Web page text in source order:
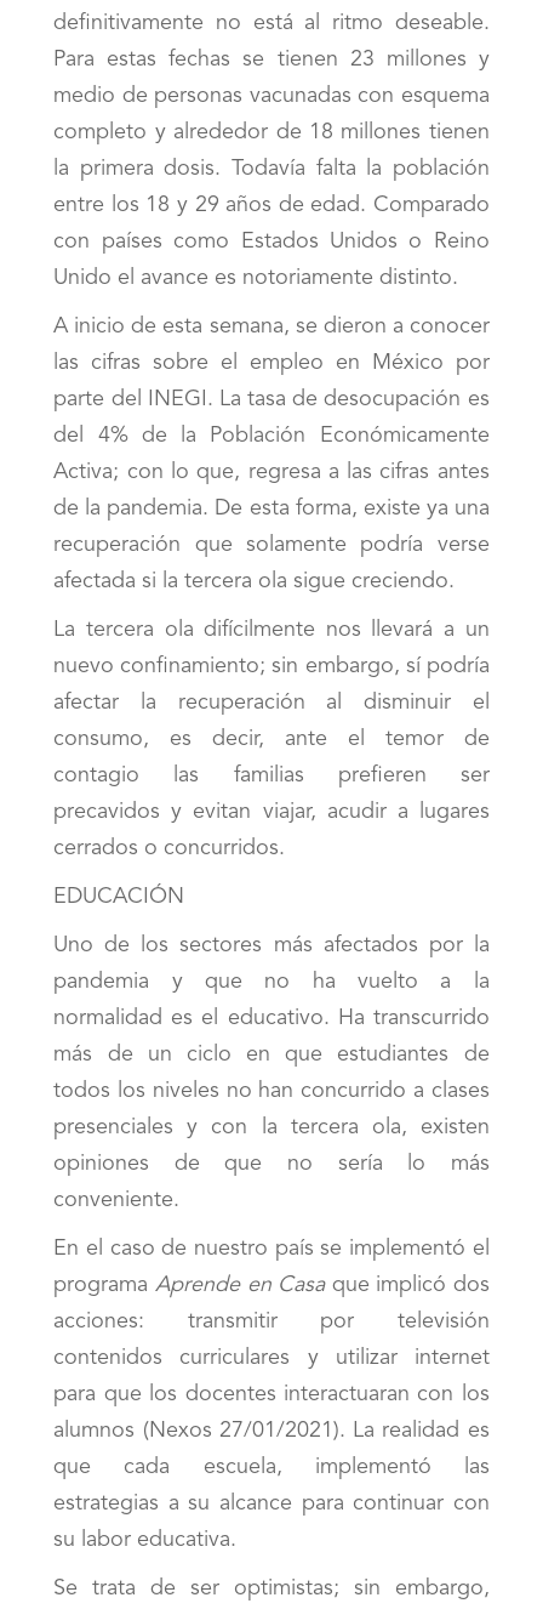
definitivamente no está al ritmo deseable.
Para estas fechas se tienen 23 millones y
medio de personas vacunadas con esquema
completo y alrededor de 18 millones tienen
la primera dosis. Todavía falta la población
entre los 18 y 29 años de edad. Comparado
con países como Estados Unidos o Reino
Unido el avance es notoriamente distinto.
A inicio de esta semana, se dieron a conocer
las cifras sobre el empleo en México por
parte del INEGI. La tasa de desocupación es
del 4% de la Población Económicamente
Activa; con lo que, regresa a las cifras antes
de la pandemia. De esta forma, existe ya una
recuperación que solamente podría verse
afectada si la tercera ola sigue creciendo.
La tercera ola difícilmente nos llevará a un
nuevo confinamiento; sin embargo, sí podría
afectar la recuperación al disminuir el
consumo, es decir, ante el temor de
contagio las familias prefieren ser
precavidos y evitan viajar, acudir a lugares
cerrados o concurridos.
EDUCACIÓN
Uno de los sectores más afectados por la
pandemia y que no ha vuelto a la
normalidad es el educativo. Ha transcurrido
más de un ciclo en que estudiantes de
todos los niveles no han concurrido a clases
presenciales y con la tercera ola, existen
opiniones de que no sería lo más
conveniente.
En el caso de nuestro país se implementó el
programa Aprende en Casa que implicó dos
acciones: transmitir por televisión
contenidos curriculares y utilizar internet
para que los docentes interactuaran con los
alumnos (Nexos 27/01/2021). La realidad es
que cada escuela, implementó las
estrategias a su alcance para continuar con
su labor educativa.
Se trata de ser optimistas; sin embargo,